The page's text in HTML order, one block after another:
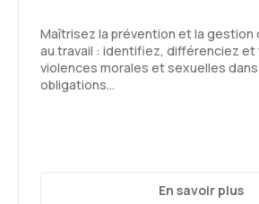
Maîtrisez la prévention et la gestion
au travail : identifiez, différenciez
violences morales et sexuelles
obligations…
En savoir plus